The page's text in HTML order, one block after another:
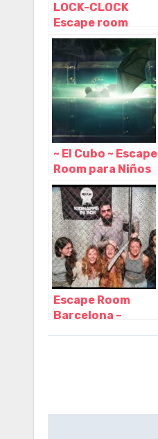
LOCK-CLOCK
Escape room
Barcelona,
Barcelona –
Cataluña
~ El Cubo ~ Escape
Room para Niños
o Adultos en
Barcelona,
Barcelona –
Cataluña
Escape Room
Barcelona –